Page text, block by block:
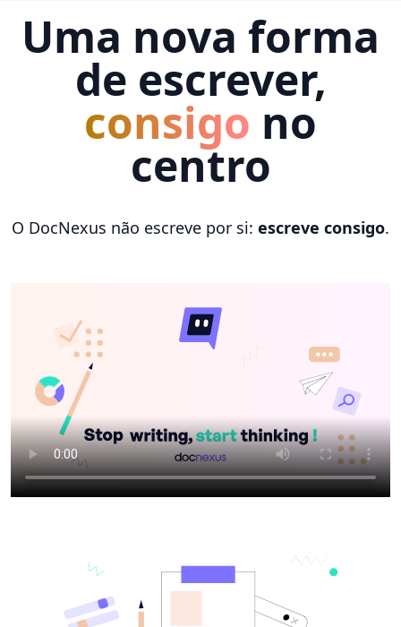
Uma nova forma
de escrever,
consigo no
centro
O DocNexus não escreve por si: escreve consigo.